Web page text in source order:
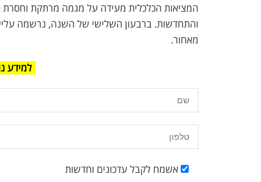
המציאות הכלכלית מעידה על מגמה מרתקת וחסרת
מאחור.
למידע
אשמח לקבל עדכונים וחדשות